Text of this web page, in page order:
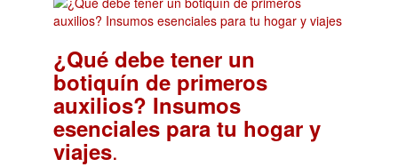
¿Qué debe tener un
botiquín de primeros
auxilios? Insumos
esenciales para tu hogar y
viajes.